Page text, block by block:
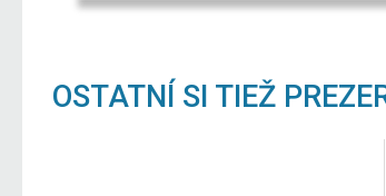
OSTATNÍ SI TIEŽ